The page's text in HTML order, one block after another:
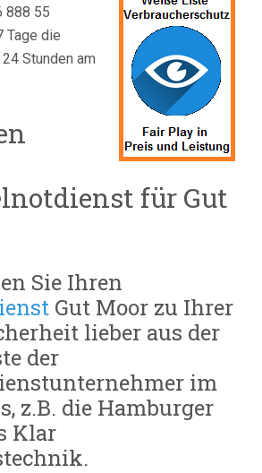
888 55
Tage die
Stunden am
für Gut
Sie Ihren
Gut Moor zu Ihrer
lieber aus der
der
im
z.B. die Hamburger
Klar